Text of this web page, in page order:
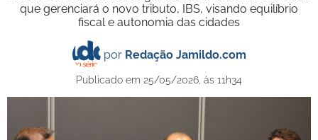
que gerenciará o novo tributo, IBS, visando equilíbrio
fiscal e autonomia das cidades
por Redação Jamildo.com
Publicado em 25/05/2026, às 11h34